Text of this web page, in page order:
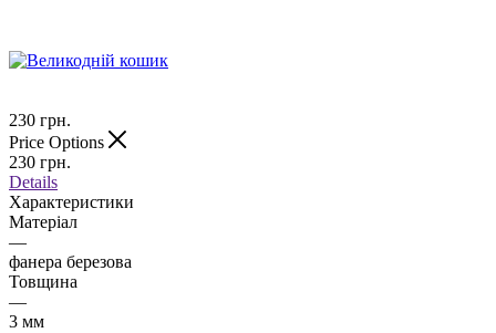
230 грн.
Price Options
230 грн.
Details
Характеристики
Матеріал
—
фанера березова
Товщина
—
3 мм